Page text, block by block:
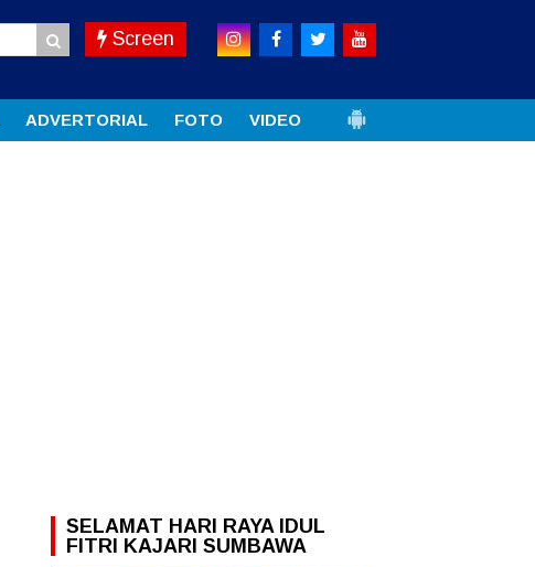
Screen
ADVERTORIAL FOTO VIDEO
SELAMAT HARI RAYA IDUL
FITRI KAJARI SUMBAWA